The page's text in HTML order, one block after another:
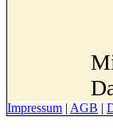
Impressum | AGB |